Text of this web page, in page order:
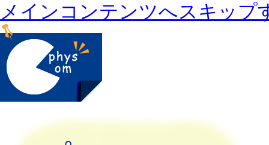
メインコンテンツへスキップ